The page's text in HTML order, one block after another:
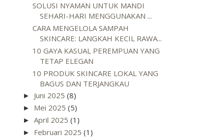
SOLUSI NYAMAN UNTUK MANDI
SEHARI-HARI MENGGUNAKAN ...
CARA MENGELOLA SAMPAH
SKINCARE: LANGKAH KECIL RAWA...
10 GAYA KASUAL PEREMPUAN YANG
TETAP ELEGAN
10 PRODUK SKINCARE LOKAL YANG
BAGUS DAN TERJANGKAU
► Juni 2025(8)
► Mei 2025(5)
►April 2025(1)
► Februari 2025(1)